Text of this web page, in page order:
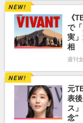
《
で
実
相
週刊
元
表
ス
念”